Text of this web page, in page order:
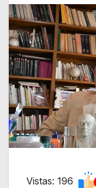
Vistas: 196